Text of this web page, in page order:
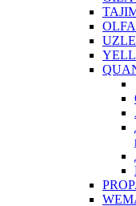
OLFA